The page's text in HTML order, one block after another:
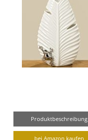
Produktbeschreibung
bei Amazon kaufen